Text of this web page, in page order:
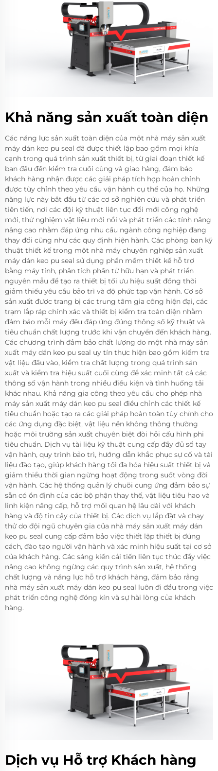
Khả năng sản xuất toàn diện
Các năng lực sản xuất toàn diện của một nhà máy sản xuất
máy dán keo pu seal đã được thiết lập bao gồm mọi khía
cạnh trong quá trình sản xuất thiết bị, từ giai đoạn thiết kế
ban đầu đến kiểm tra cuối cùng và giao hàng, đảm bảo
khách hàng nhận được các giải pháp tích hợp hoàn chỉnh
được tùy chỉnh theo yêu cầu vận hành cụ thể của họ. Những
năng lực này bắt đầu từ các cơ sở nghiên cứu và phát triển
tiên tiến, nơi các đội kỹ thuật liên tục đổi mới công nghệ
mới, thử nghiệm vật liệu mới nổi và phát triển các tính năng
nâng cao nhằm đáp ứng nhu cầu ngành công nghiệp đang
thay đổi cũng như các quy định hiện hành. Các phòng ban kỹ
thuật thiết kế trong một nhà máy chuyên nghiệp sản xuất
máy dán keo pu seal sử dụng phần mềm thiết kế hỗ trợ
bằng máy tính, phân tích phần tử hữu hạn và phát triển
nguyên mẫu để tạo ra thiết bị tối ưu hiệu suất đồng thời
giảm thiểu yêu cầu bảo trì và độ phức tạp vận hành. Cơ sở
sản xuất được trang bị các trung tâm gia công hiện đại, các
trạm lắp ráp chính xác và thiết bị kiểm tra toàn diện nhằm
đảm bảo mỗi máy đều đáp ứng đúng thông số kỹ thuật và
tiêu chuẩn chất lượng trước khi vận chuyển đến khách hàng.
Các chương trình đảm bảo chất lượng do một nhà máy sản
xuất máy dán keo pu seal uy tín thực hiện bao gồm kiểm tra
vật liệu đầu vào, kiểm tra chất lượng trong quá trình sản
xuất và kiểm tra hiệu suất cuối cùng để xác minh tất cả các
thông số vận hành trong nhiều điều kiện và tình huống tải
khác nhau. Khả năng gia công theo yêu cầu cho phép nhà
máy sản xuất máy dán keo pu seal điều chỉnh các thiết kế
tiêu chuẩn hoặc tạo ra các giải pháp hoàn toàn tùy chỉnh cho
các ứng dụng đặc biệt, vật liệu nền không thông thường
hoặc môi trường sản xuất chuyên biệt đòi hỏi cấu hình phi
tiêu chuẩn. Dịch vụ tài liệu kỹ thuật cung cấp đầy đủ sổ tay
vận hành, quy trình bảo trì, hướng dẫn khắc phục sự cố và tài
liệu đào tạo, giúp khách hàng tối đa hóa hiệu suất thiết bị và
giảm thiểu thời gian ngừng hoạt động trong suốt vòng đời
vận hành. Các hệ thống quản lý chuỗi cung ứng đảm bảo sự
sẵn có ổn định của các bộ phận thay thế, vật liệu tiêu hao và
linh kiện nâng cấp, hỗ trợ mối quan hệ lâu dài với khách
hàng và độ tin cậy của thiết bị. Các dịch vụ lắp đặt và chạy
thử do đội ngũ chuyên gia của nhà máy sản xuất máy dán
keo pu seal cung cấp đảm bảo việc thiết lập thiết bị đúng
cách, đào tạo người vận hành và xác minh hiệu suất tại cơ sở
của khách hàng. Các sáng kiến cải tiến liên tục thúc đẩy việc
nâng cao không ngừng các quy trình sản xuất, hệ thống
chất lượng và năng lực hỗ trợ khách hàng, đảm bảo rằng
nhà máy sản xuất máy dán keo pu seal luôn đi đầu trong việc
phát triển công nghệ đóng kín và sự hài lòng của khách
hàng.
Dịch vụ Hỗ trợ Khách hàng